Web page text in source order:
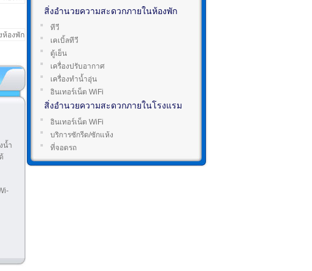
น้ำ
สิ่งอำนวยความสะดวกภายในห้องพัก
ทีวี
เคเบิ้ลทีวี
ตู้เย็น
เครื่องปรับอากาศ
เครื่องทำน้ำอุ่น
อินเทอร์เน็ต WiFi
สิ่งอำนวยความสะดวกภายในโรงแรม
อินเทอร์เน็ต WiFi
บริการซักรีด/ซักแห้ง
ที่จอดรถ